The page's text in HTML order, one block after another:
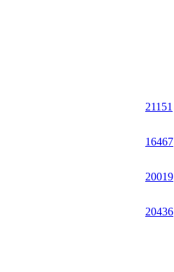
21151
16467
20019
20436